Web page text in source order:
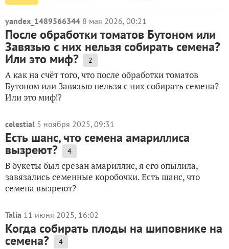
yandex_1489566344 8 мая 2026, 00:21
После обработки томатов Бутоном или
Завязью с них нельзя собирать семена?
Или это миф? 2
А как на счёт того, что после обработки томатов
Бутоном или Завязью нельзя с них собирать семена?
Или это миф⁉️
celestial 5 ноября 2025, 09:31
Есть шанс, что семена амариллиса
вызреют? 4
В букеты был срезан амариллис, я его опылила,
завязались семенные коробочки. Есть шанс, что
семена вызреют?
Talia 11 июня 2025, 16:02
Когда собирать плоды на шиповнике на
семена? 4